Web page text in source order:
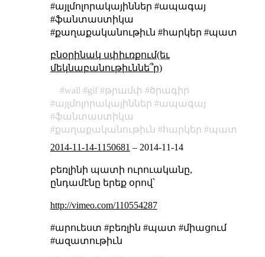
#այլմոլորակայիններ #ապագայ
#ֆանտաստիկա
#քաղաքականութիւն #հարկեր #պատ
բնօրինակ սփիւռքում(եւ
մեկնաբանութիւննե՞ր)
wall gif թրամփ
ծրագիր
այլմոլորակայիններ
ապագայ
ֆանտաստիկա
քաղաքականութիւն
հարկեր
պատ
2014-11-14-1150681 – 2014-11-14
բեռլինի պատի ուրուականը,
ընդամէնը երեք օրով՝
http://vimeo.com/110554287
#արուեստ #բեռլին #պատ #միացում
#ազատութիւն